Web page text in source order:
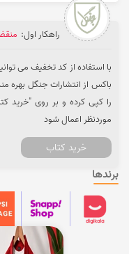
راهکار اول:
باکس از انتشارات جنگل
را کپی کرده و بر روی "خرید
موردنظر اعمال شود
خرید کتاب
برندها